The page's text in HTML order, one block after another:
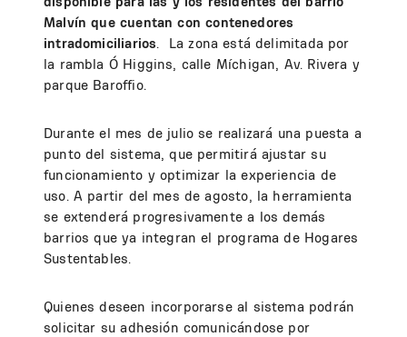
Malvín que cuentan con contenedores
intradomiciliarios. La zona está delimitada por
la rambla O´Higgins, calle Míchigan, Av. Rivera y
parque Baroffio.
Durante el mes de julio se realizará una puesta a
punto del sistema, que permitirá ajustar su
funcionamiento y optimizar la experiencia de
uso. A partir del mes de agosto, la herramienta
se extenderá progresivamente a los demás
barrios que ya integran el programa de Hogares
Sustentables.
Quienes deseen incorporarse al sistema podrán
solicitar su adhesión comunicándose por